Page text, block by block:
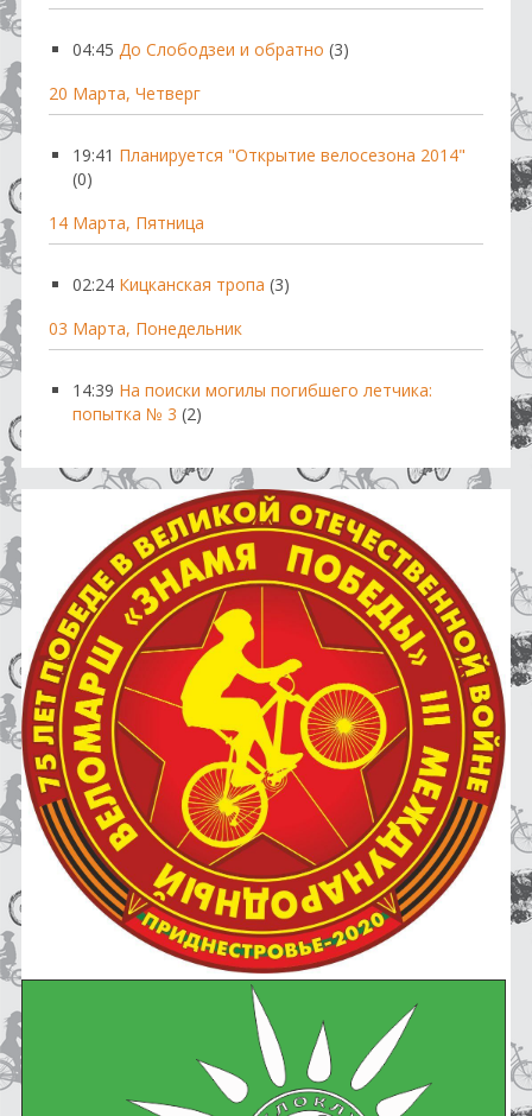
04:45 До Слободзеи и обратно (3)
20 Марта, Четверг
19:41 Планируется "Открытие велосезона 2014"
(0)
14 Марта, Пятница
02:24 Кицканская тропа (3)
03 Марта, Понедельник
14:39 На поиски могилы погибшего летчика:
попытка № 3 (2)